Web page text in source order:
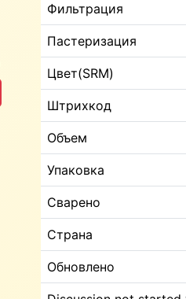
Фильтрация
Пастеризация
Цвет(SRM)
Штрихкод
Объем
Упаковка
Сварено
Страна
Обновлено